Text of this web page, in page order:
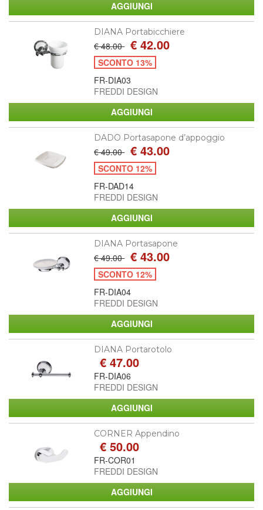
DIANA Portabicchiere
€ 48.00 € 42.00
SCONTO 13%
FR-DIA03
FREDDI DESIGN
DADO Portasapone d’appoggio
€ 49.00 € 43.00
SCONTO 12%
FR-DAD14
FREDDI DESIGN
DIANA Portasapone
€ 49.00 € 43.00
SCONTO 12%
FR-DIA04
FREDDI DESIGN
DIANA Portarotolo
€ 47.00
FR-DIA06
FREDDI DESIGN
CORNER Appendino
€ 50.00
FR-COR01
FREDDI DESIGN